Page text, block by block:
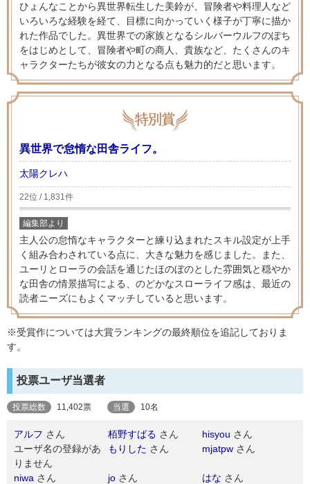
ひょんなことから異世界転生した美鈴が、冒険者や料理人など
いろいろな経験を経て、目標に向かっていく様子が丁寧に描か
れた作品でした。異世界での家族となるシルバーウルフのぽち
をはじめとして、冒険者や町の商人、貴族など、たくさんのキ
ャラクターたちが彼女の力となる点も魅力的だと思います。
異世界で怠惰な田舎ライフ。
太陽クレハ
22位 / 1,831件
編集部より
主人公の怠惰なキャラクターと練り込まれたスキル設定が上手
く組み合わされている点に、大きな魅力を感じました。また、
ユーリとローラの会話を通じたほのぼのとした雰囲気と穏やか
な田舎の情景描写による、のどかなスローライフ感は、最近の
読者ニーズにもよくマッチしていると思います。
※受賞作については大賞ランキングの最終順位を追記しておりま
す。
投票ユーザ当選者
投票総数 11,402票 当選 10名
アルフ さん 栢野すばる さん hisyou さん
ユーザ名の登録があ
りません
もりした さん mjatpw さん
niwa さん jo さん はな さん